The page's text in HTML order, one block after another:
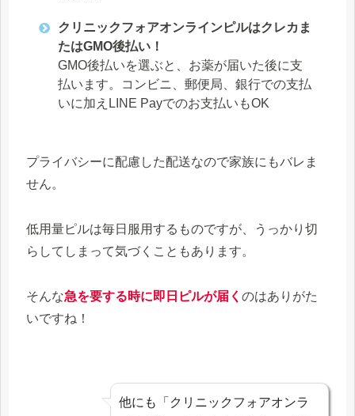
クリニックフォアオンラインピルはクレカま
たはGMO後払い！
GMO後払いを選ぶと、お薬が届いた後に支
払います。コンビニ、郵便局、銀行での支払
いに加えLINE Payでのお支払いもOK
プライバシーに配慮した配送なので家族にもバレま
せん。
低用量ピルは毎日服用するものですが、うっかり切
らしてしまって気づくこともあります。
そんな急を要する時に即日ピルが届く のはありがた
いですね！
他にも「クリニックフォアオンラ